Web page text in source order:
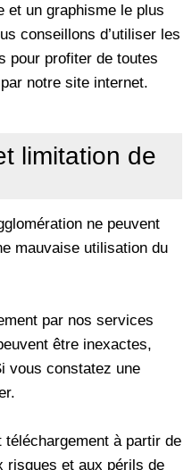
et un graphisme le plus
conseillons d’utiliser les
pour profiter de toutes
notre site internet.
limitation de
ne peuvent
mauvaise utilisation du
par nos services
être inexactes,
vous constatez une
à partir de
risques et aux périls de